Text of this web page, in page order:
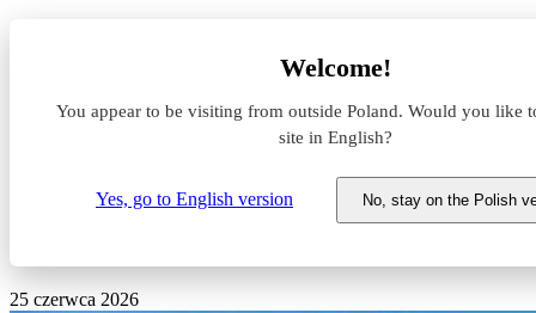
Welcome!
You appear to be visiting from outside Poland. Would you like
site in English?
Yes, go to English version No, stay on the Polish
Duże marki stawiają na Białystok. Powstał największy
Duże marki stawiają na
Białystok. Powstał największy
25 czerwca 2026